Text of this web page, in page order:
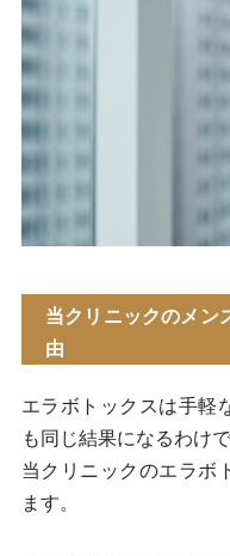
当クリニックのメン
由
エラボトックスは手軽
も同じ結果になるわけ
当クリニックのエラボ
ます。